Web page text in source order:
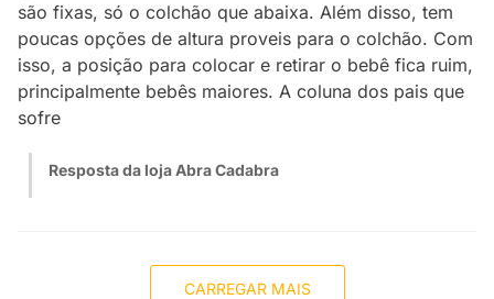
são fixas, só o colchão que abaixa. Além disso, tem
poucas opções de altura proveis para o colchão. Com
isso, a posição para colocar e retirar o bebê fica ruim,
principalmente bebês maiores. A coluna dos pais que
sofre
Resposta da loja Abra Cadabra
CARREGAR MAIS